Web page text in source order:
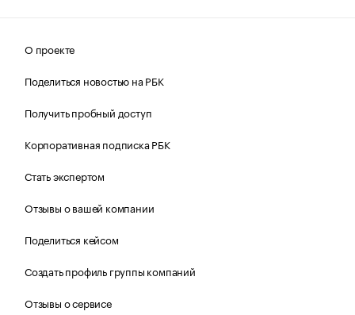
О проекте
Поделиться новостью на РБК
Получить пробный доступ
Корпоративная подписка РБК
Стать экспертом
Отзывы о вашей компании
Поделиться кейсом
Создать профиль группы компаний
Отзывы о сервисе